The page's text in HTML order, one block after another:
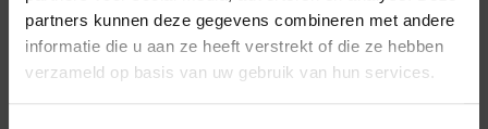
partners kunnen deze gegevens combineren met andere
informatie die u aan ze heeft verstrekt of die ze hebben
verzameld op basis van uw gebruik van hun services.
slaapcomfort: zijdezacht, uitstekend ventilerend en
geschikt voor elk seizoen. U haalt de tijk er
moeiteloos af en stopt hem in de wasmachine. Zo
Showroom Breda
×